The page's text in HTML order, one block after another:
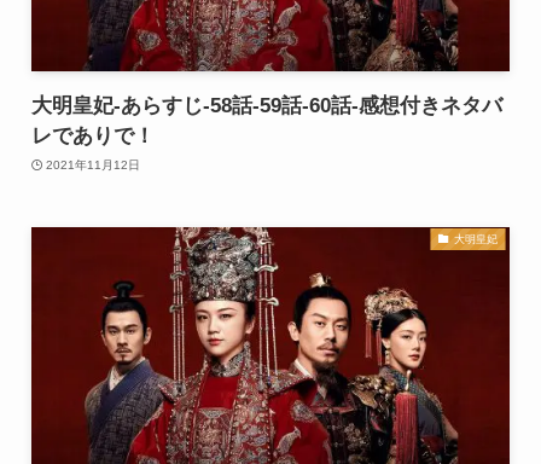
大明皇妃-あらすじ-58話-59話-60話-感想付きネタバ
レでありで！
2021年11月12日
大明皇妃